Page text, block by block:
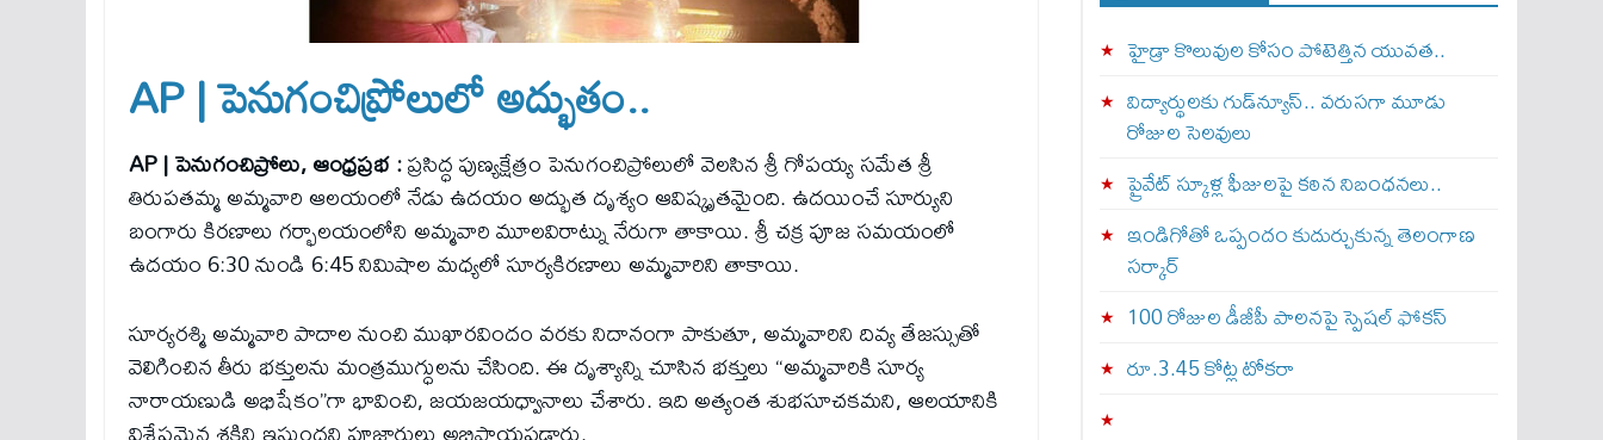
AP | పెనుగంచిప్రోలులో అద్భుతం..
AP | పెనుగంచిప్రోలు, ఆంధ్రప్రభ :ప్రసిద్ధ పుణ్యక్షేత్రం పెనుగంచిప్రోలులో వెలసిన శ్రీ గోపయ్య సమేత శ్రీ
తిరుపతమ్మ అమ్మవారి ఆలయంలో నేడు ఉదయం అద్భుత దృశ్యం ఆవిష్కృతమైంది. ఉదయించే సూర్యుని
బంగారు కిరణాలు గర్భాలయంలోని అమ్మవారి మూలవిరాట్ను నేరుగా తాకాయి. శ్రీ చక్ర పూజ సమయంలో
ఉదయం 6:30 నుండి 6:45 నిమిషాల మధ్యలో సూర్యకిరణాలు అమ్మవారిని తాకాయి.
సూర్యరశ్మి అమ్మవారి పాదాల నుంచి ముఖారవిందం వరకు నిదానంగా పాకుతూ, అమ్మవారిని దివ్య తేజస్సుతో
వెలిగించిన తీరు భక్తులను మంత్రముగ్ధులను చేసింది. ఈ దృశ్యాన్ని చూసిన భక్తులు “అమ్మవారికి సూర్య
నారాయణుడి అభిషేకం”గా భావించి, జయజయధ్వానాలు చేశారు. ఇది అత్యంత శుభసూచకమని, ఆలయానికి
హైడ్రా కొలువుల కోసం పోటెత్తిన యువత..
విద్యార్థులకు గుడ్‌న్యూస్.. వరుసగా మూడు
రోజుల సెలవులు
ప్రైవేట్ స్కూళ్ల ఫీజులపై కఠిన నిబంధనలు..
ఇండిగోతో ఒప్పందం కుదుర్చుకున్న తెలంగాణ
స‌ర్కార్
100 రోజుల డీజీపీ పాలనపై స్పెషల్ ఫోకస్
రూ.3.45 కోట్ల టోకరా